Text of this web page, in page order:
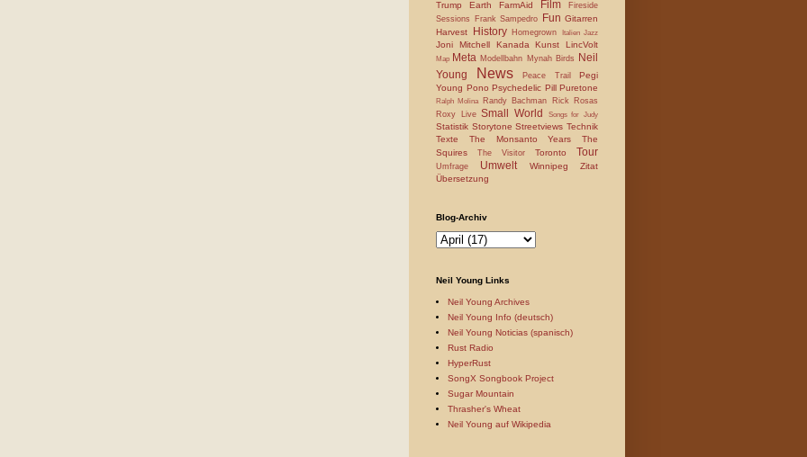
Trump Earth FarmAid Film
Fireside
Sessions
Frank Sampedro Fun Gitarren
Harvest
History Homegrown Italien Jazz
Joni Mitchell Kanada Kunst LincVolt
Map MetaModellbahn Mynah Birds
Neil
Young
News Peace Trail Pegi
Young Pono Psychedelic Pill Puretone
Ralph Molina Randy Bachman
Rick Rosas
Roxy LiveSmall World Songs for Judy
Statistik StorytoneStreetviewsTechnik
Texte The Monsanto Years The
Squires The Visitor Toronto Tour
Umfrage Umwelt WinnipegZitat
Übersetzung
Blog-Archiv
Neil Young Links
Neil Young Archives
Neil Young Info (deutsch)
Neil Young Noticias (spanisch)
Rust Radio
HyperRust
SongX Songbook Project
Sugar Mountain
Thrasher's Wheat
Neil Young auf Wikipedia